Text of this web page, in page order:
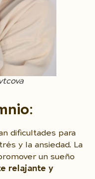
:
dificultades para
y la ansiedad. La
un sueño
relajante y